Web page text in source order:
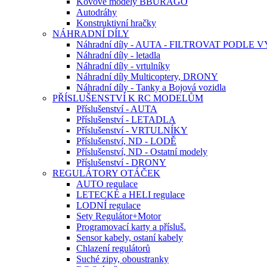
Autodráhy
Konstruktivní hračky
NÁHRADNÍ DÍLY
Náhradní díly - AUTA - FILTROVAT PODLE
Náhradní díly - letadla
Náhradní díly - vrtulníky
Náhradní díly Multicoptery, DRONY
Náhradní díly - Tanky a Bojová vozidla
PŘÍSLUŠENSTVÍ K RC MODELŮM
Příslušenství - AUTA
Příslušenství - LETADLA
Příslušenství - VRTULNÍKY
Příslušenství, ND - LODĚ
Příslušenství, ND - Ostatní modely
Příslušenství - DRONY
REGULÁTORY OTÁČEK
AUTO regulace
LETECKÉ a HELI regulace
LODNÍ regulace
Sety Regulátor+Motor
Programovací karty a přísluš.
Sensor kabely, ostaní kabely
Chlazení regulátorů
Suché zipy, oboustranky